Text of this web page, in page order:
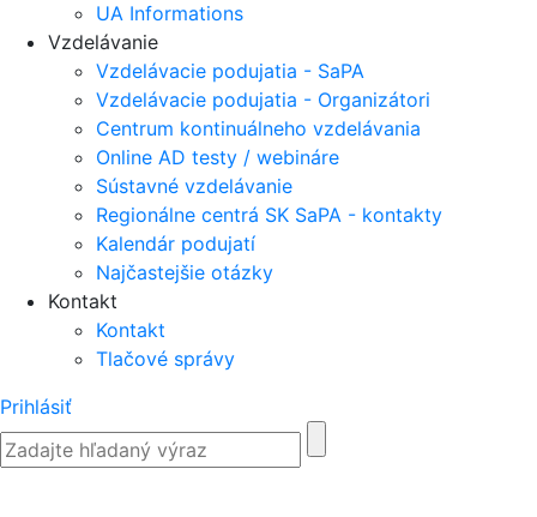
UA Informations
Vzdelávanie
Vzdelávacie podujatia - SaPA
Vzdelávacie podujatia - Organizátori
Centrum kontinuálneho vzdelávania
Online AD testy / webináre
Sústavné vzdelávanie
Regionálne centrá SK SaPA - kontakty
Kalendár podujatí
Najčastejšie otázky
Kontakt
Kontakt
Tlačové správy
Prihlásiť